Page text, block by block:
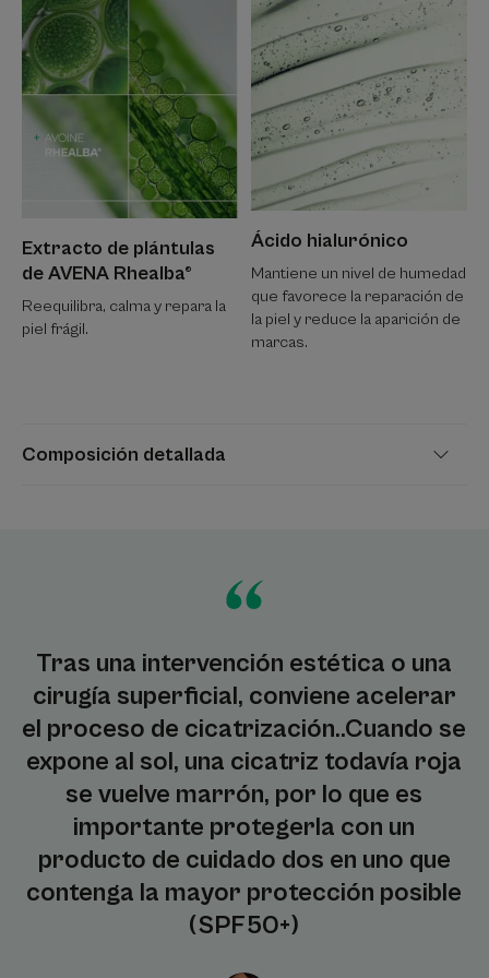
Composición detallada
Extracto de plántulas
de AVENA Rhealba®
Reequilibra, calma y repara la
piel frágil.
Ácido hialurónico
Mantiene un nivel de humedad
que favorece la reparación de
la piel y reduce la aparición de
marcas.
Tras una intervención estética o una
cirugía superficial, conviene acelerar
el proceso de cicatrización..Cuando se
expone al sol, una cicatriz todavía roja
se vuelve marrón, por lo que es
importante protegerla con un
producto de cuidado dos en uno que
contenga la mayor protección posible
(SPF50+)